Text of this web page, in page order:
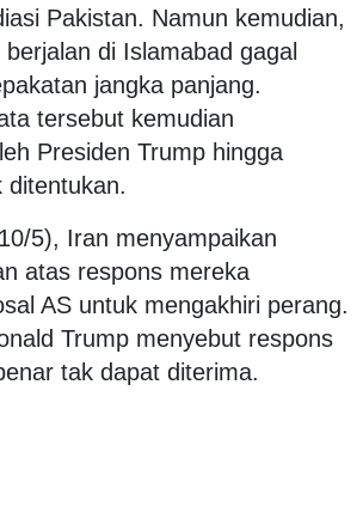
Pakistan. Namun kemudian,
di Islamabad gagal
jangka panjang.
tersebut kemudian
Presiden Trump hingga
ditentukan.
5), Iran menyampaikan
atas respons mereka
AS untuk mengakhiri perang.
Trump menyebut respons
tak dapat diterima.